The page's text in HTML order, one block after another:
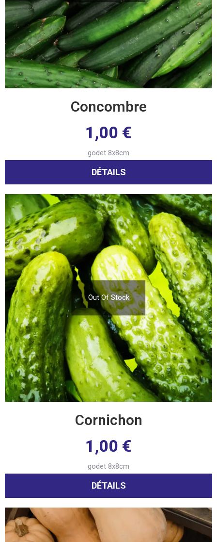
Concombre
1,00 €
godet 8x8cm
DÉTAILS
Out Of Stock
Cornichon
1,00 €
godet 8x8cm
DÉTAILS